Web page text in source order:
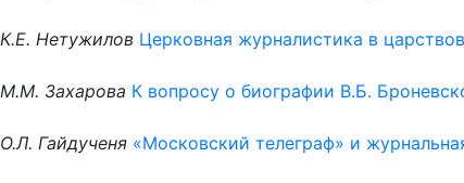
К.Е. Нетужилов Церковная журналистика в
М.М. Захарова К вопросу о биографии В.Б.
О.Л. Гайдученя «Московский телеграф» и